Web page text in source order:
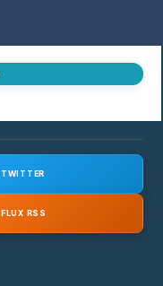
TWITTER
FLUX RSS